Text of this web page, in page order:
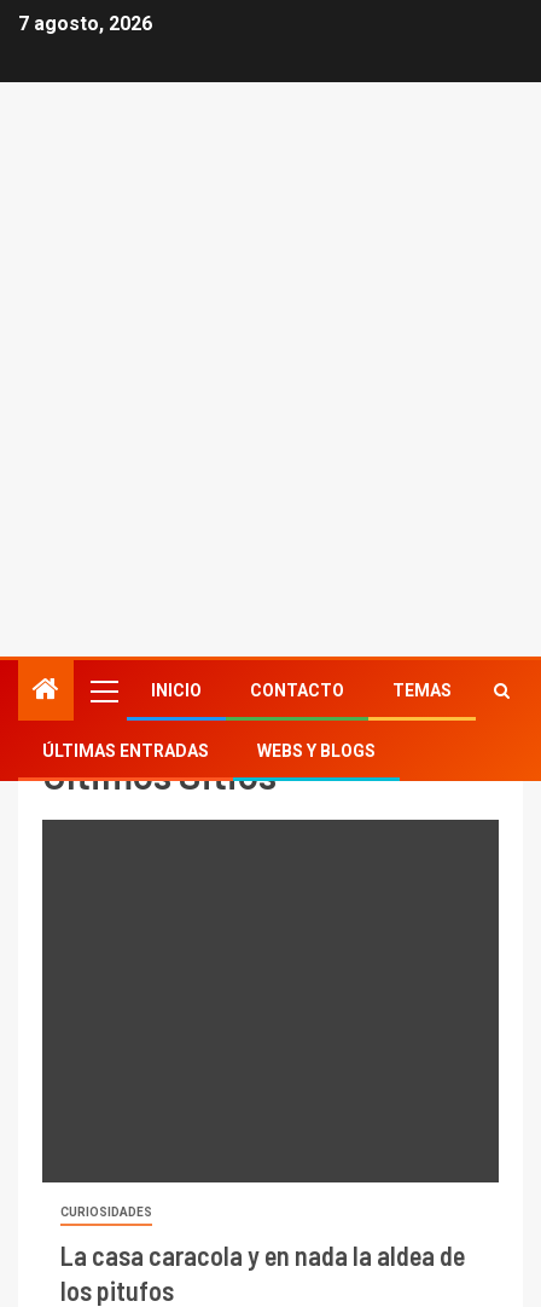
7 agosto, 2026
INICIO CONTACTO TEMAS
ÚLTIMAS ENTRADAS WEBS Y BLOGS
Últimos Sitios
CURIOSIDADES
La casa caracola y en nada la aldea de
los pitufos